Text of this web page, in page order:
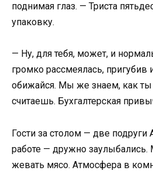
поднимая глаз. — Триста
упаковку.
— Ну, для тебя, может, и
громко рассмеялась, пригубив
обижайся. Мы же знаем, как
считаешь. Бухгалтерская
Гости за столом — две подруги
работе — дружно
жевать мясо. Атмосфера в